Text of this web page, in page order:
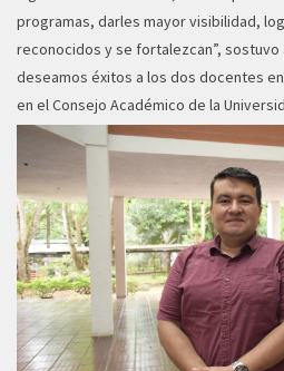
programas, darles mayor visibilidad,
reconocidos y se fortalezcan”, sostuvo
deseamos éxitos a los dos docentes
en el Consejo Académico de la